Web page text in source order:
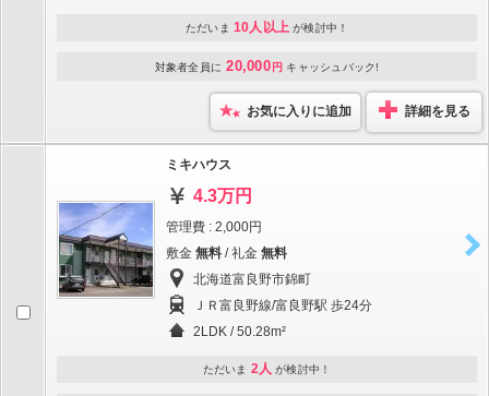
ただいま 10人以上 が検討中！
対象者全員に 20,000 円 キャッシュバック!
お気に入りに追加 詳細を見る
ミキハウス
4.3万円
管理費 : 2,000円
敷金 無料 / 礼金 無料
北海道富良野市錦町
ＪＲ富良野線/富良野駅 歩24分
2LDK / 50.28m²
ただいま 2人 が検討中！